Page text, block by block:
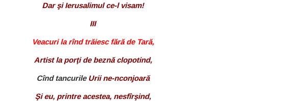
Dar şi Ierusalimul ce-l visam!
III
Veacuri la rînd trăiesc fără de Tară,
Artist la porţi de beznă clopotind,
Cînd tancurile Urii ne-nconjoară
Şi eu, printre acestea, nesfîrşind,